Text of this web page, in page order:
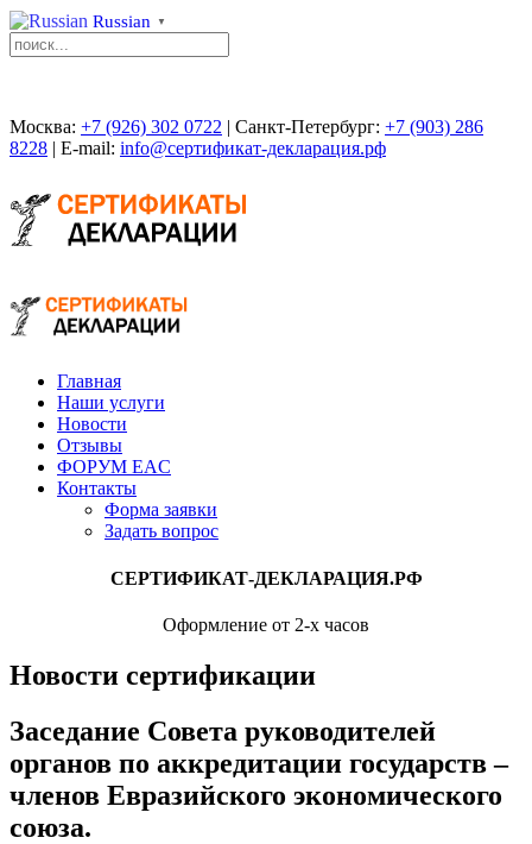
Russian ▼
Москва: +7 (926) 302 0722 | Санкт-Петербург: +7 (903) 286
8228 | E-mail: info@сертификат-декларация.рф
Главная
Наши услуги
Новости
Отзывы
ФОРУМ EAC
Контакты
Форма заявки
Задать вопрос
СЕРТИФИКАТ-ДЕКЛАРАЦИЯ.РФ
Оформление от 2-х часов
Новости сертификации
Заседание Совета руководителей
органов по аккредитации государств –
членов Евразийского экономического
союза.